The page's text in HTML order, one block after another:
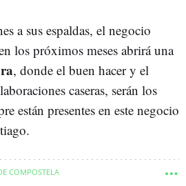
a sus espaldas, el negocio
los próximos meses abrirá una
, donde el buen hacer y el
caseras, serán los
están presentes en este negocio
COMPOSTELA